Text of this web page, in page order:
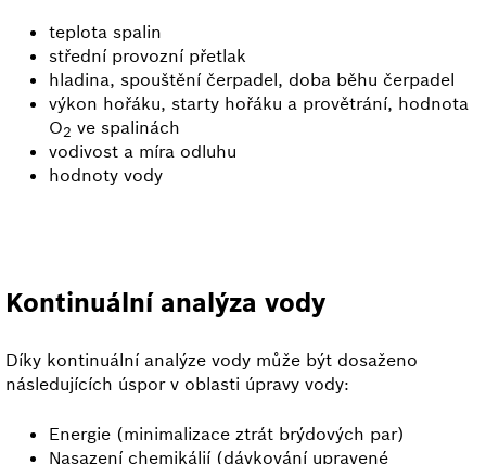
teplota spalin
střední provozní přetlak
hladina, spouštění čerpadel, doba běhu čerpadel
výkon hořáku, starty hořáku a provětrání, hodnota
O2 ve spalinách
vodivost a míra odluhu
hodnoty vody
Kontinuální analýza vody
Díky kontinuální analýze vody může být dosaženo
následujících úspor v oblasti úpravy vody:
Energie (minimalizace ztrát brýdových par)
Nasazení chemikálií (dávkování upravené